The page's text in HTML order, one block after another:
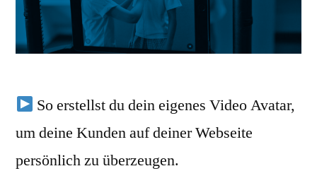
So erstellst du dein eigenes Video Avatar,
um deine Kunden auf deiner Webseite
persönlich zu überzeugen.